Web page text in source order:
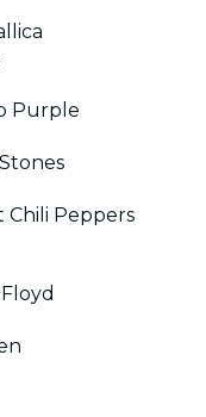
Purple
Chili Peppers